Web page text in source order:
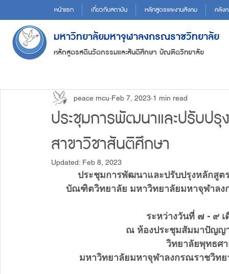
หน้าแรก เกี่ยวกับสถาบัน หลักสูตรและงานสังคม คลัง
มหาวิทยาลัยมหาจุฬาลงกรณราชวิทยาลัย
หลักสูตรสตินวัตกรรมและสันติศึกษา บัณฑิตวิทยาลัย
ประชุมการพัฒนาและปรับ
สาขาวิชาสันติศึกษา
peace mcu Feb 7, 2023 1 min read
Updated: Feb 8, 2023
ประชุมการพัฒนาและปรับปรุงหลักสู
บัณฑิตวิทยาลัย มหาวิทยาลัยมหาจุฬาลง
ระหว่างวันที่ ๗ - ๙
ณ ห้องประชุมสัมมาปัญ
วิทยาลัยพุทธศ
มหาวิทยาลัยมหาจุฬาลงกรณราชวิท